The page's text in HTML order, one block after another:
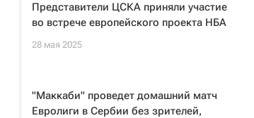
Представители ЦСКА приняли участие
во встрече европейского проекта НБА
28 мая 2025
"Маккаби" проведет домашний матч
Евролиги в Сербии без зрителей,